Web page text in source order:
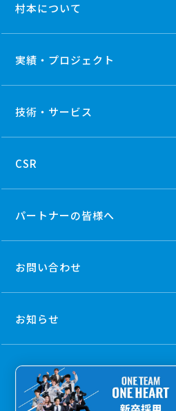
村本について
実績・プロジェクト
技術・ サービス
CSR
パートナーの皆様へ
お問い合わせ
お知らせ